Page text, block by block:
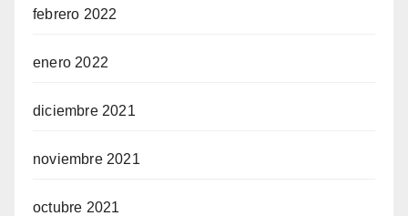
febrero 2022
enero 2022
diciembre 2021
noviembre 2021
octubre 2021